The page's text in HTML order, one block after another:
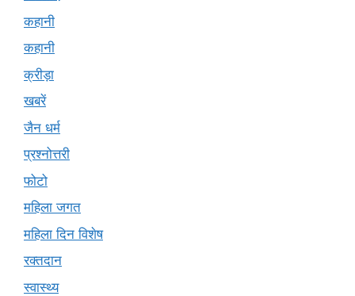
कहानी
कहानी
क्रीड़ा
खबरें
जैन धर्म
प्रश्नोत्तरी
फोटो
महिला जगत
महिला दिन विशेष
रक्तदान
स्वास्थ्य